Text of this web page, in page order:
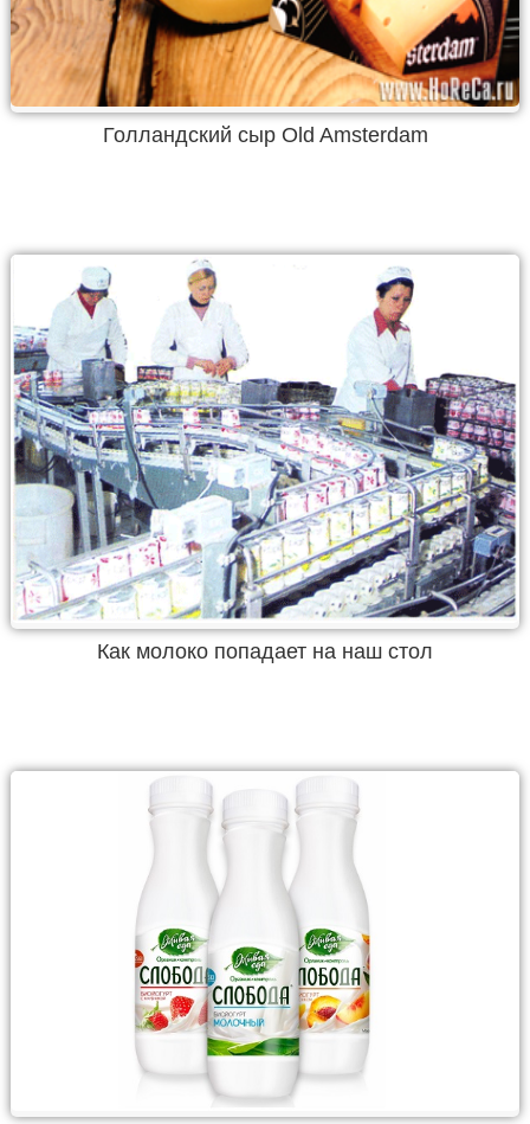
Голландский сыр Old Amsterdam
Как молоко попадает на наш стол